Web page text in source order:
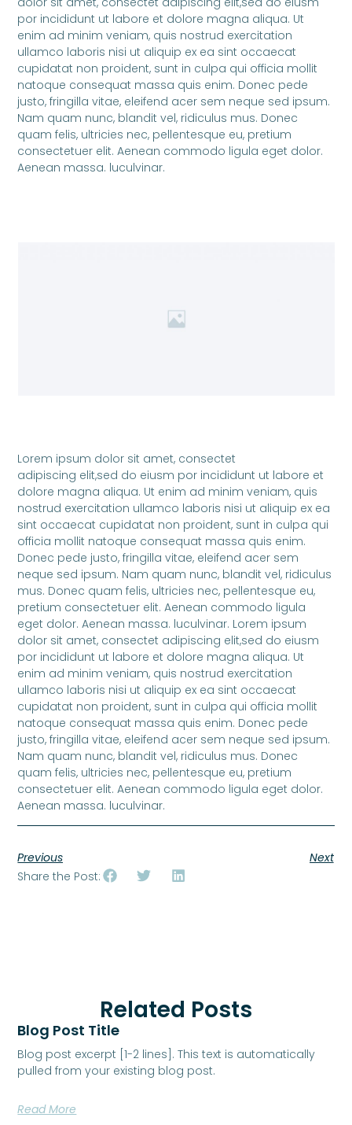
por incididunt ut labore et dolore magna aliqua. Ut
enim ad minim veniam, quis nostrud exercitation
ullamco laboris nisi ut aliquip ex ea sint occaecat
cupidatat non proident, sunt in culpa qui officia mollit
natoque consequat massa quis enim. Donec pede
justo, fringilla vitae, eleifend acer sem neque sed ipsum.
Nam quam nunc, blandit vel, ridiculus mus. Donec
quam felis, ultricies nec, pellentesque eu, pretium
consectetuer elit. Aenean commodo ligula eget dolor.
Aenean massa. luculvinar.
Lorem ipsum dolor sit amet, consectet
adipiscing elit,sed do eiusm por incididunt ut labore et
dolore magna aliqua. Ut enim ad minim veniam, quis
nostrud exercitation ullamco laboris nisi ut aliquip ex ea
sint occaecat cupidatat non proident, sunt in culpa qui
officia mollit natoque consequat massa quis enim.
Donec pede justo, fringilla vitae, eleifend acer sem
neque sed ipsum. Nam quam nunc, blandit vel, ridiculus
mus. Donec quam felis, ultricies nec, pellentesque eu,
pretium consectetuer elit. Aenean commodo ligula
eget dolor. Aenean massa. luculvinar. Lorem ipsum
dolor sit amet, consectet adipiscing elit,sed do eiusm
por incididunt ut labore et dolore magna aliqua. Ut
enim ad minim veniam, quis nostrud exercitation
ullamco laboris nisi ut aliquip ex ea sint occaecat
cupidatat non proident, sunt in culpa qui officia mollit
natoque consequat massa quis enim. Donec pede
justo, fringilla vitae, eleifend acer sem neque sed ipsum.
Nam quam nunc, blandit vel, ridiculus mus. Donec
quam felis, ultricies nec, pellentesque eu, pretium
consectetuer elit. Aenean commodo ligula eget dolor.
Aenean massa. luculvinar.
Previous
Next
Share the Post:
Related Posts
Blog Post Title
Blog post excerpt [1-2 lines]. This text is automatically
pulled from your existing blog post.
Read More